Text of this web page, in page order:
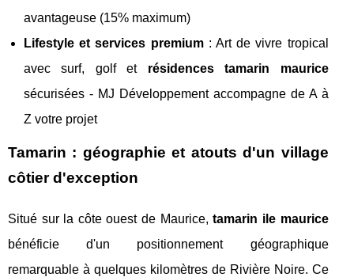
avantageuse (15% maximum)
Lifestyle et services premium: Art de vivre tropical
avec surf, golf et résidences tamarin maurice
sécurisées - MJ Développement accompagne de A à
Z votre projet
Tamarin : géographie et atouts d'un village
côtier d'exception
Situé sur la côte ouest de Maurice,tamarin ile maurice
bénéficie d'un positionnement géographique
remarquable à quelques kilomètres de Rivière Noire. Ce